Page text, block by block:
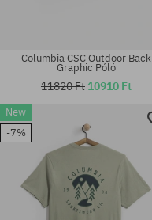
Elérhető méretek:
M; L; XL
Columbia CSC Outdoor Back
Graphic Póló
11820 Ft 10910 Ft
New
-7%